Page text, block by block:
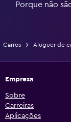
Porque não
Carros Aluguer de
Empresa
Sobre
Carreiras
Aplicações